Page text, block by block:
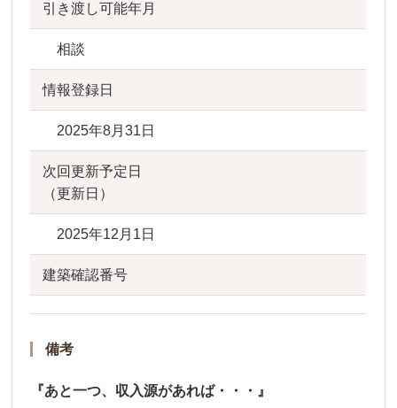
引き渡し可能年月
相談
情報登録日
2025年8月31日
次回更新予定日
（更新日）
2025年12月1日
建築確認番号
備考
『あと一つ、収入源があれば・・・』